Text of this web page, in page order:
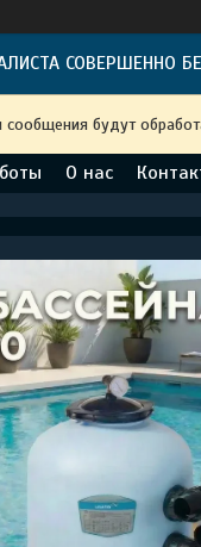
СОВЕРШЕННО
будут
О нас